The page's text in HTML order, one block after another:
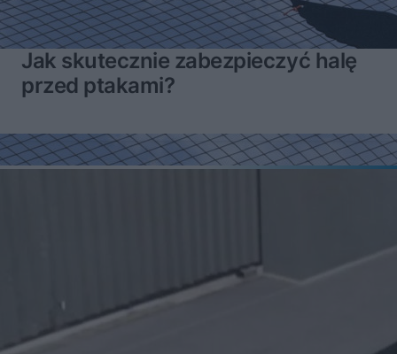
Jak skutecznie zabezpieczyć halę
przed ptakami?